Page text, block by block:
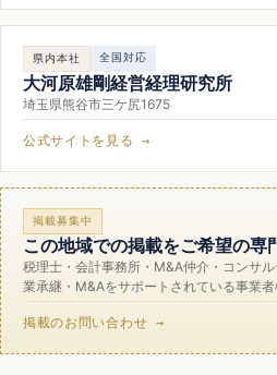
県内本社 全国対応
大河原雄剛経営経理研究所
埼玉県熊谷市三ケ尻1675
公式サイトを見る →
掲載募集中
この地域での掲載をご希望の専
税理士・会計事務所・M&A仲介・コンサ
業承継・M&Aをサポートされている事業者
掲載のお問い合わせ →